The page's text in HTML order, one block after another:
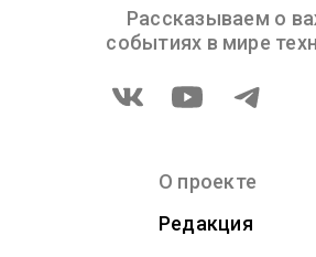
Рассказываем о
событиях в мире
О проекте
Редакция